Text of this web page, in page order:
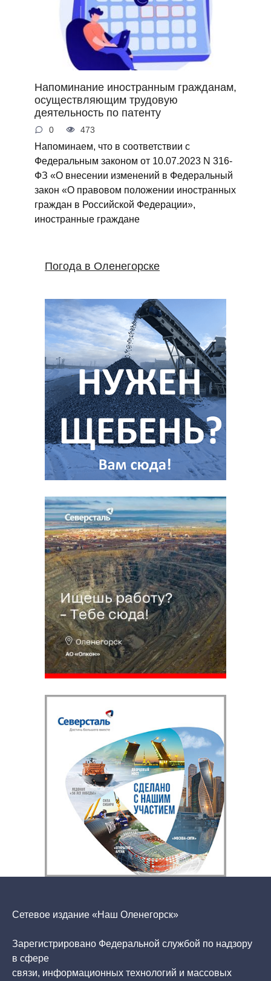
Напоминание иностранным гражданам,
осуществляющим трудовую
деятельность по патенту
0 473
Напоминаем, что в соответствии с
Федеральным законом от 10.07.2023 N 316-
ФЗ «О внесении изменений в Федеральный
закон «О правовом положении иностранных
граждан в Российской Федерации»,
иностранные граждане
Погода в Оленегорске
Сетевое издание «Наш Оленегорск»
Зарегистрировано Федеральной службой по надзору
в сфере
связи, информационных технологий и массовых